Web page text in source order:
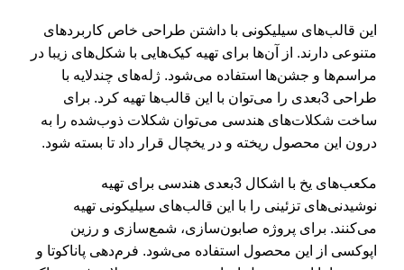
این قالب‌های سیلیکونی با داشتن طراحی خاص کاربردهای
متنوعی دارند. از آن‌ها برای تهیه کیک‌هایی با شکل‌های زیبا در
مراسم‌ها و جشن‌ها استفاده می‌شود. ژله‌های چندلایه با
طراحی 3بعدی را می‌توان با این قالب‌ها تهیه کرد. برای
ساخت شکلات‌های هندسی می‌توان شکلات ذوب‌شده را به
درون این محصول ریخته و در یخچال قرار داد تا بسته شود.
مکعب‌های یخ با اشکال 3بعدی هندسی برای تهیه
نوشیدنی‌های تزئینی را با این قالب‌های سیلیکونی تهیه
می‌کنند. برای پروژه صابون‌سازی، شمع‌سازی و رزین
اپوکسی از این محصول استفاده می‌شود. فرم‌دهی پاناکوتا و